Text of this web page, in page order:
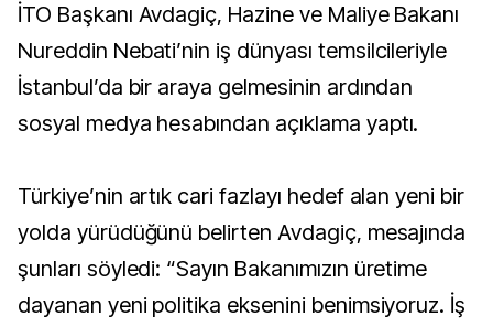
İTO Başkanı Avdagiç, Hazine ve Maliye Bakanı
Nureddin Nebati’nin iş dünyası temsilcileriyle
İstanbul’da bir araya gelmesinin ardından
sosyal medya hesabından açıklama yaptı.
Türkiye’nin artık cari fazlayı hedef alan yeni bir
yolda yürüdüğünü belirten Avdagiç, mesajında
şunları söyledi: “Sayın Bakanımızın üretime
dayanan yeni politika eksenini benimsiyoruz. İş